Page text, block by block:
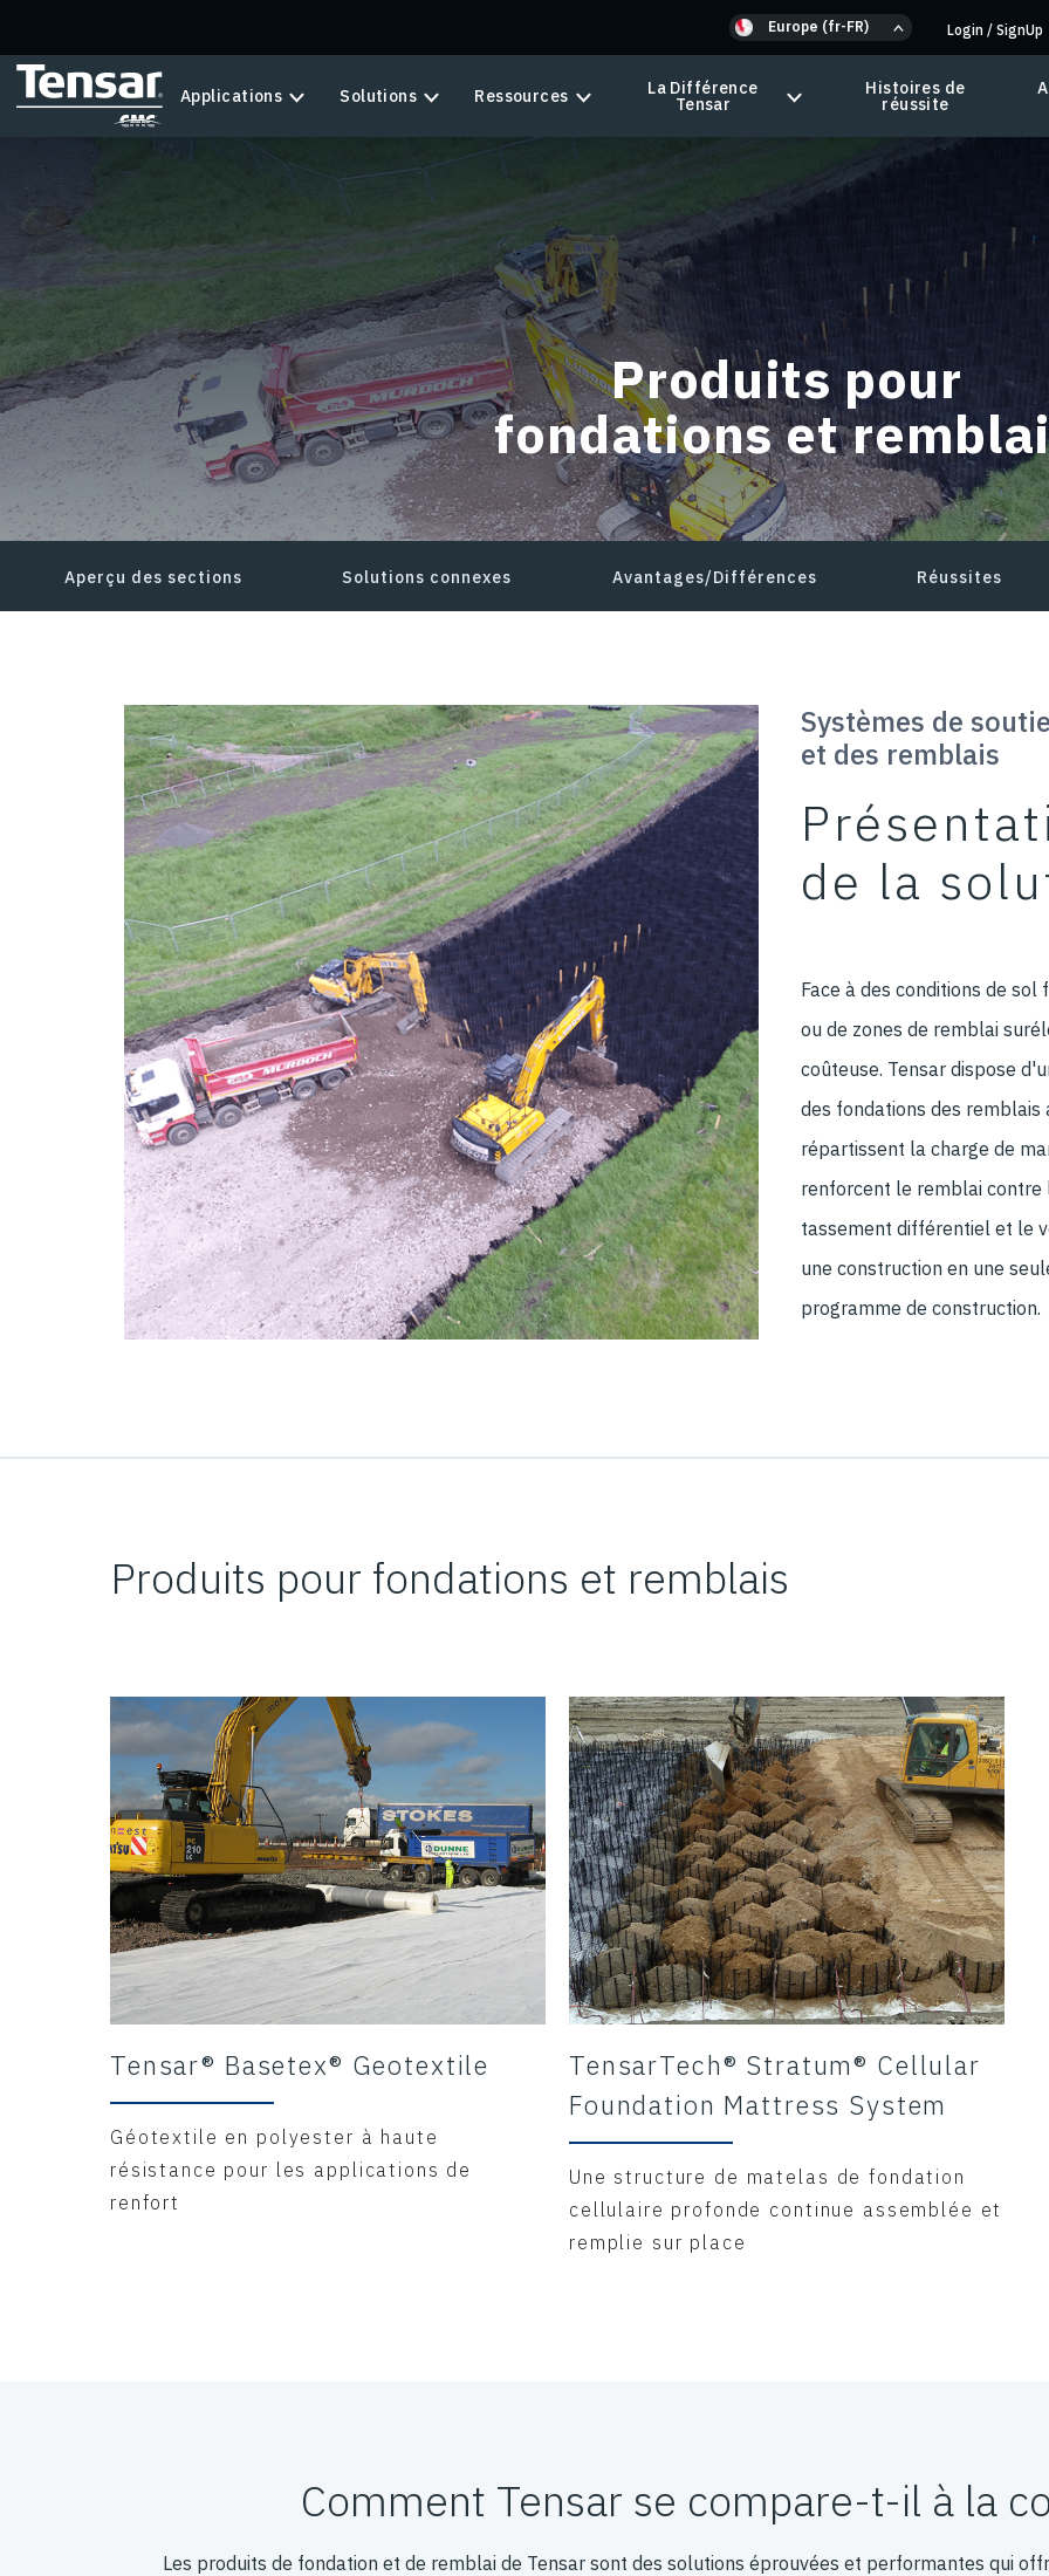
Europe (fr-FR) Login / SignUp
Applications Solutions Ressources La Différence
Tensar
Histoires de
réussite
Produits pour
fondations et
Aperçu des sections Solutions connexes Avantages/Différences Réussites
Systèmes de
et des remblais
de la
Face à des conditions de
ou de zones de remblai
coûteuse. Tensar dispose
des fondations des remblais
répartissent la charge de
renforcent le remblai contre
tassement différentiel et le
une construction en une
programme de construction.
Produits pour fondations et remblais
Tensar® Basetex® Geotextile
Géotextile en polyester à haute
résistance pour les applications de
renfort
TensarTech® Stratum® Cellular
Foundation Mattress System
Une structure de matelas de fondation
cellulaire profonde continue assemblée et
remplie sur place
Comment Tensar se compare-t-il à la
Les produits de fondation et de remblai de Tensar sont des solutions éprouvées et performantes qui